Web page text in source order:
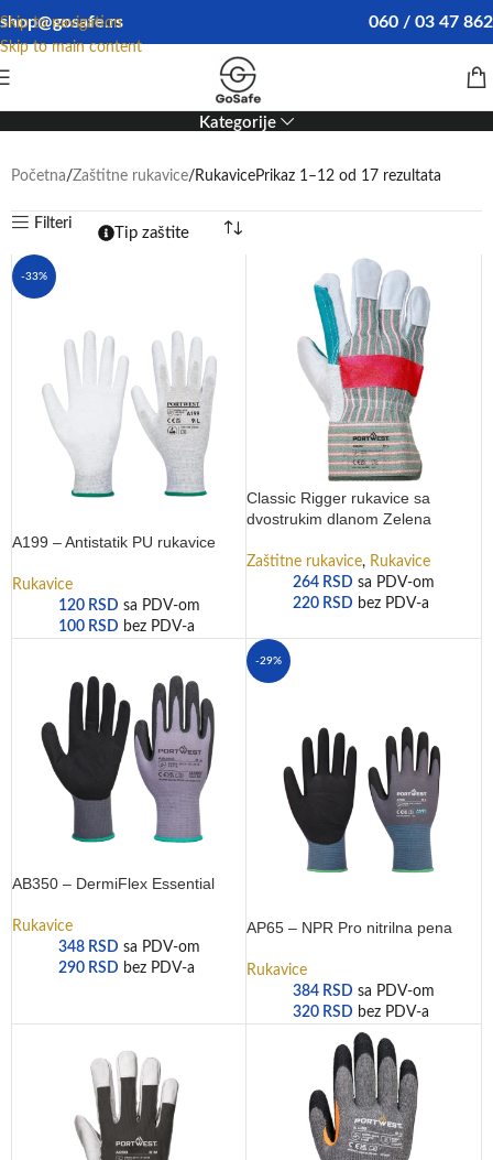
Skip to navigation
Skip to main content
shop@gosafe.rs 060 / 03 47 862
Rukavice
Kategorije
Početna Zaštitne rukavice RukavicePrikaz 1–12 od 17 rezultata
Filteri
Tip zaštite
-33%
A199 – Antistatik PU rukavice
Rukavice
120 RSD sa PDV-om
100 RSD bez PDV-a
Classic Rigger rukavice sa
dvostrukim dlanom Zelena
Zaštitne rukavice, Rukavice
264 RSD sa PDV-om
220 RSD bez PDV-a
AB350 – DermiFlex Essential
Rukavice
348 RSD sa PDV-om
290 RSD bez PDV-a
-29%
AP65 – NPR Pro nitrilna pena
Rukavice
384 RSD sa PDV-om
320 RSD bez PDV-a